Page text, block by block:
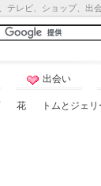
テレビ、ショップ、出
出会い
花 トムとジェリ